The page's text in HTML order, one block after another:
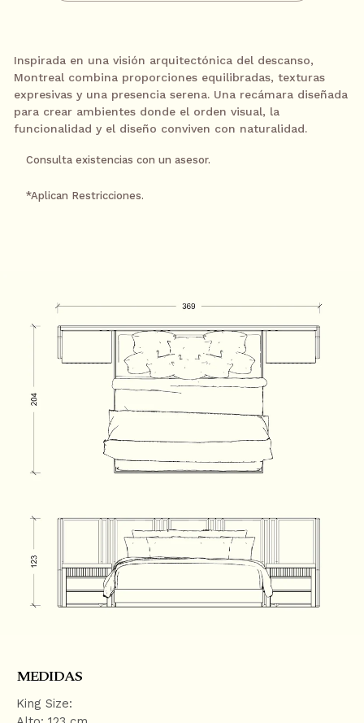
Pagando a través de PayPal
24 meses sin intereses
Pagando con tarjeta Banamex a
$3667.13/
¿Necesitas ayuda?
Inspirada en una visión arquitectónica del descanso,
Montreal combina proporciones equilibradas, texturas
expresivas y una presencia serena. Una recámara diseñada
para crear ambientes donde el orden visual, la
funcionalidad y el diseño conviven con naturalidad.
Consulta existencias con un asesor.
*Aplican Restricciones.
MEDIDAS
King Size: